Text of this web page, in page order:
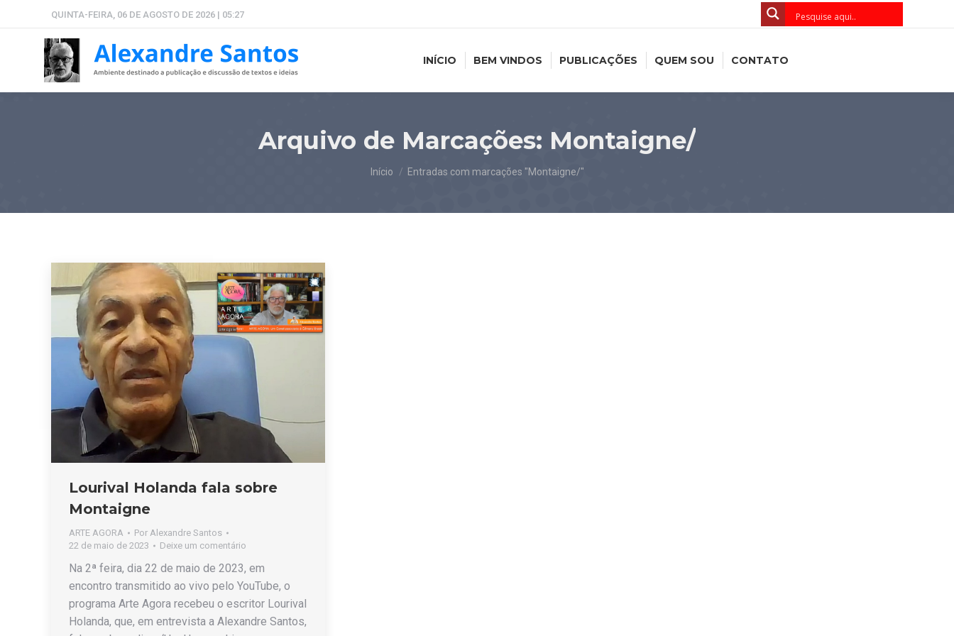
QUINTA-FEIRA, 06 DE AGOSTO DE 2026 | 05:27
INÍCIO BEM VINDOS PUBLICAÇÕES QUEM SOU CONTATO
Arquivo de Marcações: Montaigne/
Você está aqui:
Início Entradas com marcações "Montaigne/"
Lourival Holanda fala sobre
Montaigne
ARTE AGORA Por Alexandre Santos
22 de maio de 2023
Deixe um comentário
Na 2ª feira, dia 22 de maio de 2023, em
encontro transmitido ao vivo pelo YouTube, o
programa Arte Agora recebeu o escritor Lourival
Holanda, que, em entrevista a Alexandre Santos,